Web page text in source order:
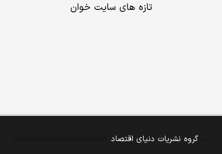
تازه های سایت خوان
گروه نشریات دنیای اقتصاد